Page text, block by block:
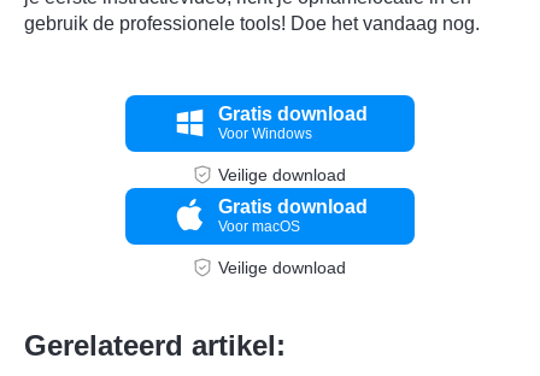
gebruik de professionele tools! Doe het vandaag nog.
Gratis download
Voor Windows
Veilige download
Gratis download
Voor macOS
Veilige download
Gerelateerd artikel: